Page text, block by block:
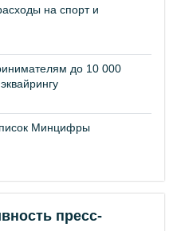
на спорт и
до 10 000
Минцифры
пресс-